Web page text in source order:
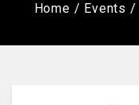
Home / Events /